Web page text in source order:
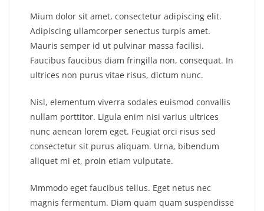
Mium dolor sit amet, consectetur adipiscing elit.
Adipiscing ullamcorper senectus turpis amet.
Mauris semper id ut pulvinar massa facilisi.
Faucibus faucibus diam fringilla non, consequat. In
ultrices non purus vitae risus, dictum nunc.
Nisl, elementum viverra sodales euismod convallis
nullam porttitor. Ligula enim nisi varius ultrices
nunc aenean lorem eget. Feugiat orci risus sed
consectetur sit purus aliquam. Urna, bibendum
aliquet mi et, proin etiam vulputate.
Mmmodo eget faucibus tellus. Eget netus nec
magnis fermentum. Diam quam quam suspendisse